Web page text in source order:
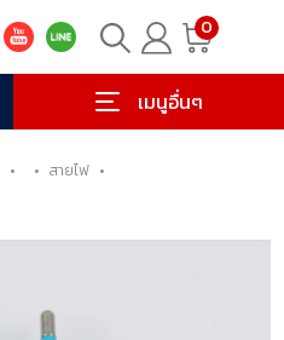
0
เมนูอื่นๆ
• • สายไฟ •